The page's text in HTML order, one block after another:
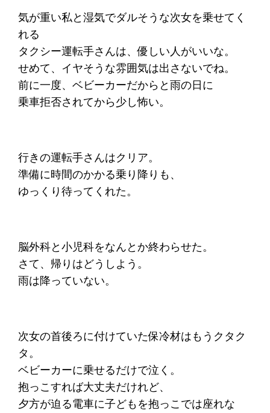
気が重い私と湿気でダルそうな次女を乗せてく
れる
タクシー運転手さんは、優しい人がいいな。
せめて、イヤそうな雰囲気は出さないでね。
前に一度、ベビーカーだからと雨の日に
乗車拒否されてから少し怖い。
行きの運転手さんはクリア。
準備に時間のかかる乗り降りも、
ゆっくり待ってくれた。
脳外科と小児科をなんとか終わらせた。
さて、帰りはどうしよう。
雨は降っていない。
次女の首後ろに付けていた保冷材はもうクタク
タ。
ベビーカーに乗せるだけで泣く。
抱っこすれば大丈夫だけれど、
夕方が迫る電車に子どもを抱っこでは座れな